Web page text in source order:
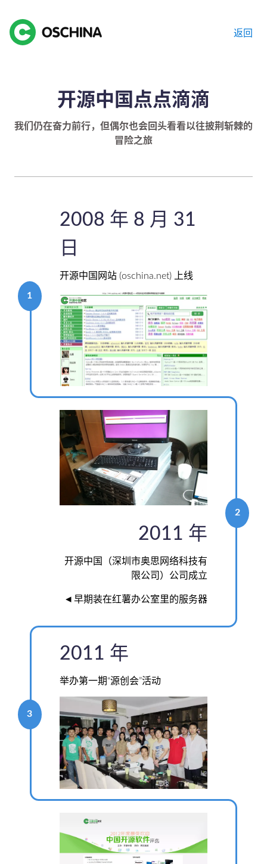
返回
开源中国点点滴滴
我们仍在奋力前行，但偶尔也会回头看看以往披荆斩棘的
冒险之旅
1
2008 年 8 月 31
日
开源中国网站 (oschina.net) 上线
2011 年
开源中国（深圳市奥思网络科技有
限公司）公司成立
◂ 早期装在红薯办公室里的服务器
2
3
2011 年
举办第一期“源创会”活动